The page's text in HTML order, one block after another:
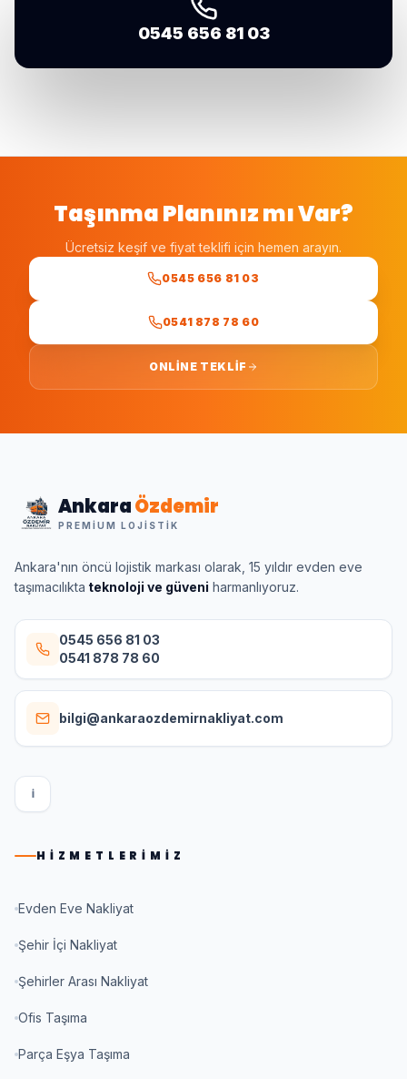
0545 656 81 03
Taşınma Planınız mı Var?
Ücretsiz keşif ve fiyat teklifi için hemen arayın.
0545 656 81 03
0541 878 78 60
ONLINE TEKLIF
AnkaraÖzdemir
PREMIUM LOJISTIK
Ankara'nın öncü lojistik markası olarak, 15 yıldır evden eve
taşımacılıkta teknoloji ve güveni harmanlıyoruz.
0545 656 81 03
0541 878 78 60
bilgi@ankaraozdemirnakliyat.com
I
HIZMETLERIMIZ
Evden Eve Nakliyat
Şehir İçi Nakliyat
Şehirler Arası Nakliyat
Ofis Taşıma
Parça Eşya Taşıma